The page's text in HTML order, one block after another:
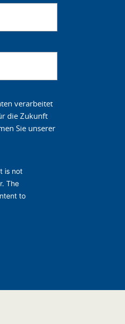
verarbeitet
die Zukunft
Sie unserer
is not
The
to